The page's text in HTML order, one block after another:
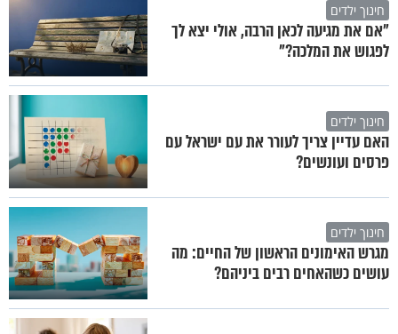
חינוך ילדים
"אם את מגיעה לכאן הרבה, אולי יצא לך
לפגוש את המלכה?"
חינוך ילדים
האם עדיין צריך לעורר את עם ישראל עם
פרסים ועונשים?
חינוך ילדים
מגרש האימונים הראשון של החיים: מה
עושים כשהאחים רבים ביניהם?